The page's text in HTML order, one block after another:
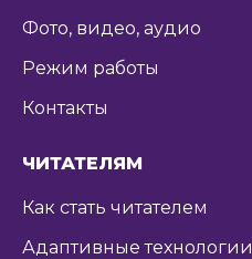
Фото, видео, аудио
Режим работы
Контакты
ЧИТАТЕЛЯМ
Как стать читателем
Адаптивные технологии